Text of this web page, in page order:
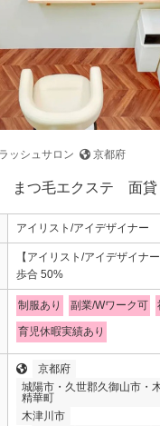
ッシュサロン 京都府
まつ毛エクステ 面貸
アイリスト/アイデザイナー
【アイリスト/アイデザイナ
歩合 50%
制服あり 副業/Wワーク可
育児休暇実績あり
京都府
城陽市・久世郡久御山市・
精華町
木津川市